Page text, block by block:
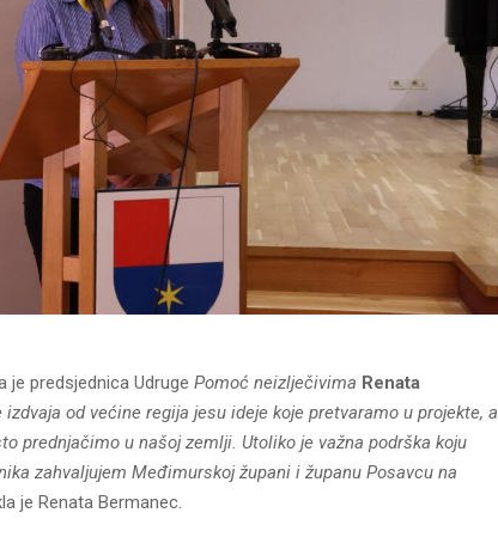
je predsjednica Udruge Pomoć neizlječivima Renata
od većine regija jesu ideje koje pretvaramo u projekte, a
prednjačimo u našoj zemlji. Utoliko je važna podrška koju
zahvaljujem Međimurskoj župani i županu Posavcu na
je Renata Bermanec.